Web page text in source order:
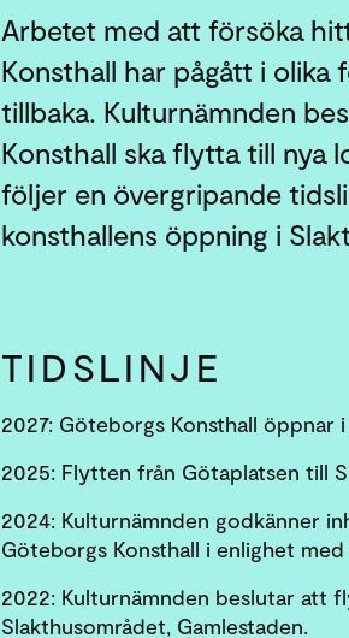
Arbetet med att försöka
Konsthall har pågått i olika
tillbaka. Kulturnämnden
Konsthall ska flytta till nya
följer en övergripande
konsthallens öppning i
TIDSLINJE
2027: Göteborgs Konsthall öppnar
2025: Flytten från Götaplatsen till
2024: Kulturnämnden godkänner
Göteborgs Konsthall i enlighet
2022: Kulturnämnden beslutar att
Slakthusområdet, Gamlestaden.